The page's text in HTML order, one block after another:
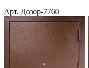
Арт. Дозор-7760